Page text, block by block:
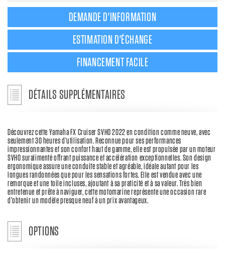
DEMANDE D'INFORMATION
ESTIMATION D'ÉCHANGE
FINANCEMENT FACILE
DÉTAILS SUPPLÉMENTAIRES
Découvrez cette Yamaha FX Cruiser SVHO 2022 en condition comme neuve, avec
seulement 30 heures d’utilisation. Reconnue pour ses performances
impressionnantes et son confort haut de gamme, elle est propulsée par un moteur
SVHO suralimenté offrant puissance et accélération exceptionnelles. Son design
ergonomique assure une conduite stable et agréable, idéale autant pour les
longues randonnées que pour les sensations fortes. Elle est vendue avec une
remorque et une toile incluses, ajoutant à sa praticité et à sa valeur. Très bien
entretenue et prête à naviguer, cette motomarine représente une occasion rare
d’obtenir un modèle presque neuf à un prix avantageux.
OPTIONS